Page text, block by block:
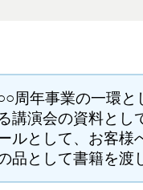
周年事業の一環
講演会の資料と
ルとして、お客
の品として書籍を